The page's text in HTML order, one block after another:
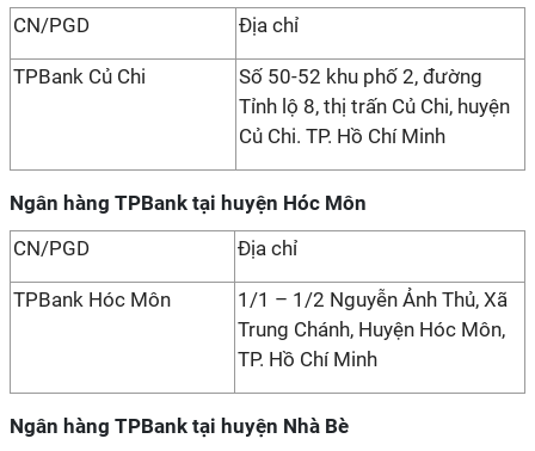
CN/PGD
Địa chỉ
TPBank Củ Chi
Số 50-52 khu phố 2, đường
Tỉnh lộ 8, thị trấn Củ Chi, huyện
Củ Chi. TP. Hồ Chí Minh
Ngân hàng TPBank tại huyện Hóc Môn
CN/PGD
Địa chỉ
TPBank Hóc Môn
1/1 – 1/2 Nguyễn Ảnh Thủ, Xã
Trung Chánh, Huyện Hóc Môn,
TP. Hồ Chí Minh
Ngân hàng TPBank tại huyện Nhà Bè